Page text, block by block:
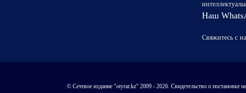
Наш
Свяжитесь с
© Сетевое издание "otyrar.kz" 2009 - 2026. Свидетельство о